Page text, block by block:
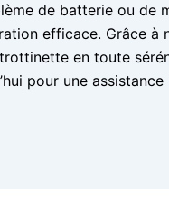
de batterie ou de
efficace. Grâce à
en toute
pour une assistance